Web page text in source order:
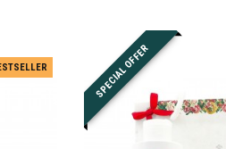
SPECIAL OFFER